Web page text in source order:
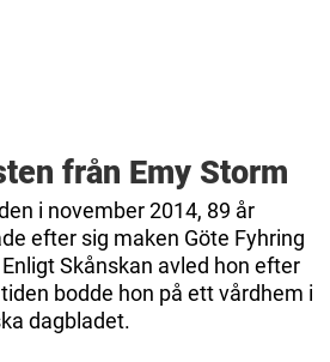
från Emy Storm
i november 2014, 89 år
efter sig maken Göte Fyhring
Skånskan avled hon efter
bodde hon på ett vårdhem i
dagbladet.